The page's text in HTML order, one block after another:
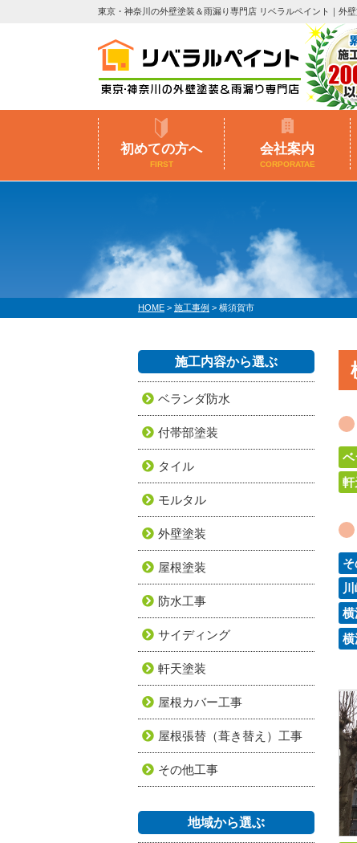
東京・神奈川の外壁塗装＆雨漏り専門店 リベラルペイント｜外
初めての方へ
FIRST
会社案内
CORPORATAE
HOME > 施工事例 > 横須賀市
ベ
軒
横
横
施工内容から選ぶ
ベランダ防水
付帯部塗装
タイル
モルタル
外壁塗装
屋根塗装
防水工事
サイディング
軒天塗装
屋根カバー工事
屋根張替（葺き替え）工事
その他工事
地域から選ぶ